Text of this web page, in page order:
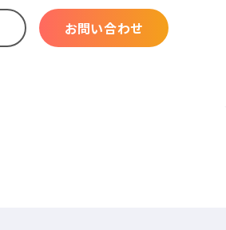
お問い合わせ